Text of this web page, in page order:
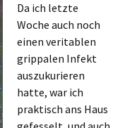
Da ich letzte
Woche auch noch
einen veritablen
grippalen Infekt
auszukurieren
hatte, war ich
praktisch ans Haus